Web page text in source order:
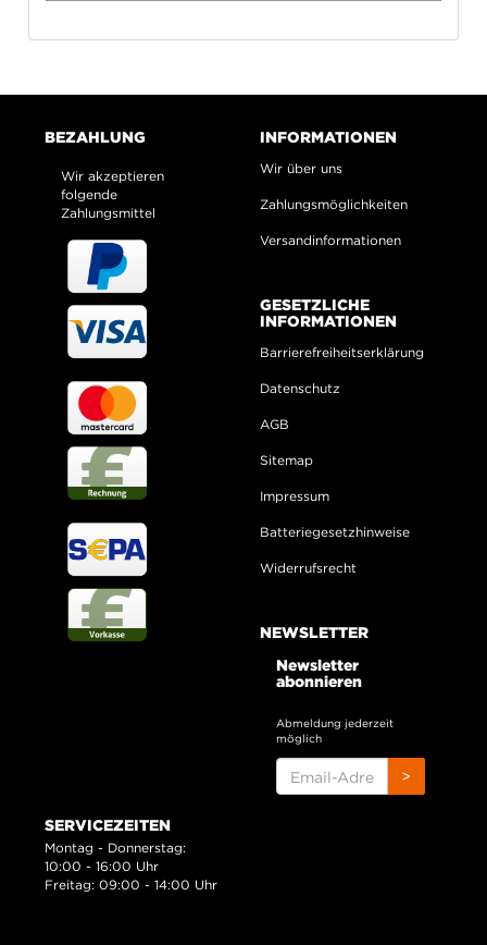
BEZAHLUNG
Wir akzeptieren
folgende
Zahlungsmittel
INFORMATIONEN
Wir über uns
Zahlungsmöglichkeiten
Versandinformationen
GESETZLICHE
INFORMATIONEN
Barrierefreiheitserklärung
Datenschutz
AGB
Sitemap
Impressum
Batteriegesetzhinweise
Widerrufsrecht
NEWSLETTER
Newsletter
abonnieren
Abmeldung jederzeit
möglich
ADRESSE
>
SERVICEZEITEN
Montag - Donnerstag:
10:00 - 16:00 Uhr
Freitag: 09:00 - 14:00 Uhr